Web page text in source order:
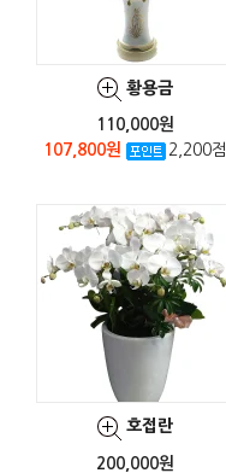
황용금
110,000원
107,800원
2,200점
호접란
200,000원